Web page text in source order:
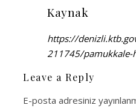
Kaynak
https://
211745/
Leave a Reply
E-posta adresiniz